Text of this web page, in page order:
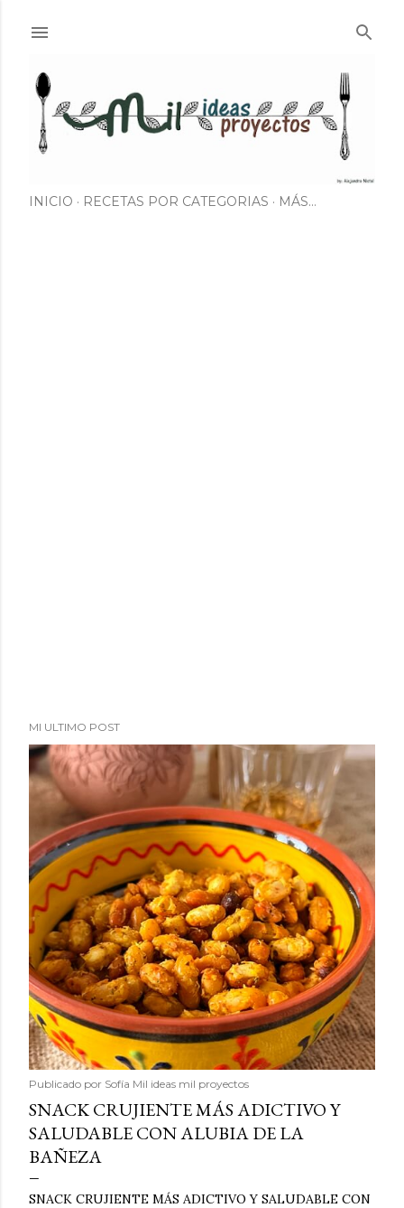
INICIO RECETAS POR CATEGORIAS MÁS…
MI ULTIMO POST
Publicado por Sofía Mil ideas mil proyectos
SNACK CRUJIENTE MÁS ADICTIVO Y
SALUDABLE CON ALUBIA DE LA
BAÑEZA
SNACK CRUJIENTE MÁS ADICTIVO Y SALUDABLE CON